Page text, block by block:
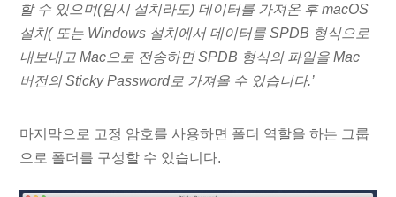
할 수 있으며(임시 설치라도) 데이터를 가져온 후 macOS
설치( 또는 Windows 설치에서 데이터를 SPDB 형식으로
내보내고 Mac으로 전송하면 SPDB 형식의 파일을 Mac
버전의 Sticky Password로 가져올 수 있습니다.’
마지막으로 고정 암호를 사용하면 폴더 역할을 하는 그룹
으로 폴더를 구성할 수 있습니다.